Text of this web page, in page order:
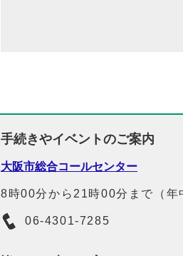
手続きやイベントのご案内
大阪市総合コールセンター
8時00分から21時00分まで（年
06-4301-7285